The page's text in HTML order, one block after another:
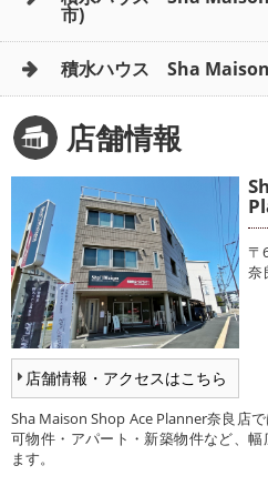
市)
積水ハウス Sha
店舗情報
店舗情報・アクセスはこちら
〒
奈
Sha Maison Shop Ace Planner奈良店
可物件・アパート・新築物件など、
ます。